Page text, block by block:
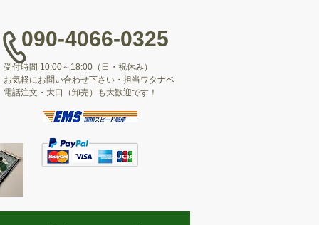
090-4066-0325
受付時間 10:00～18:00（日・祝休み）
​お気軽にお問い合わせ下さい・担当ワタナベ
​電話注文・大口（卸売）も大歓迎です！